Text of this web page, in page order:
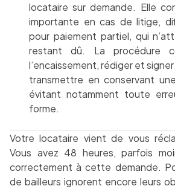
locataire sur demande. Elle
importante en cas de litige,
pour paiement partiel, qui
restant dû. La procédure
l’encaissement, rédiger et
transmettre en conservant
évitant notamment toute
forme.
Votre locataire vient de vous
Vous avez 48 heures, parfois
correctement à cette demande.
de bailleurs ignorent encore leurs